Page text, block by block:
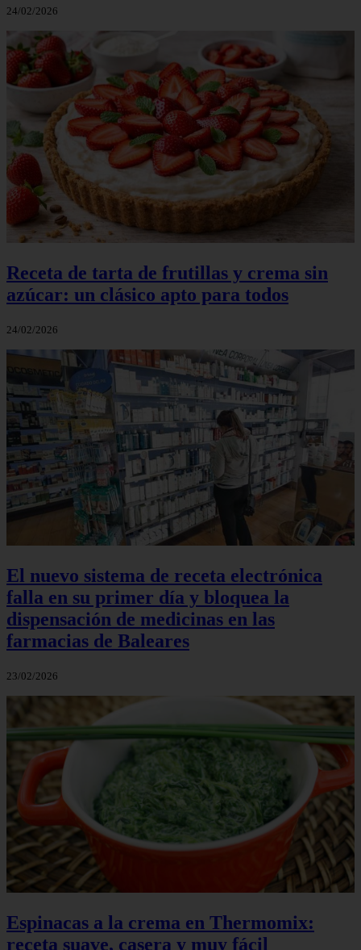
24/02/2026
Receta de tarta de frutillas y crema sin
azúcar: un clásico apto para todos
24/02/2026
El nuevo sistema de receta electrónica
falla en su primer día y bloquea la
dispensación de medicinas en las
farmacias de Baleares
23/02/2026
Espinacas a la crema en Thermomix:
receta suave, casera y muy fácil